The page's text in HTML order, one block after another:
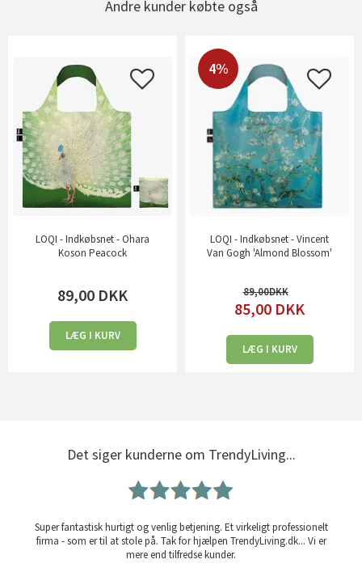
Andre kunder købte også
LOQI - Indkøbsnet - Ohara
Koson Peacock
89,00 DKK
LÆG I KURV
4%
LOQI - Indkøbsnet - Vincent
Van Gogh 'Almond Blossom'
89,00
85,00 DKK
LÆG I KURV
Det siger kunderne om TrendyLiving...
Super fantastisk hurtigt og venlig betjening. Et virkeligt professionelt
firma - som er til at stole på. Tak for hjælpen TrendyLiving.dk... Vi er
mere end tilfredse kunder.